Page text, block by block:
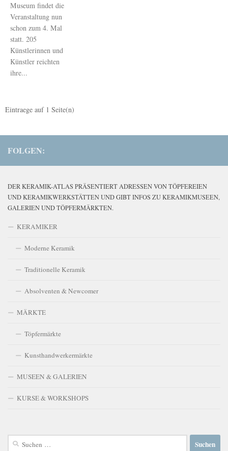
Museum findet die
Veranstaltung nun
schon zum 4. Mal
statt. 205
Künstlerinnen und
Künstler reichten
ihre...
Eintraege auf 1 Seite(n)
FOLGEN:
DER KERAMIK-ATLAS PRÄSENTIERT ADRESSEN VON TÖPFEREIEN
UND KERAMIKWERKSTÄTTEN UND GIBT INFOS ZU KERAMIKMUSEEN,
GALERIEN UND TÖPFERMÄRKTEN.
KERAMIKER
Moderne Keramik
Traditionelle Keramik
Absolventen & Newcomer
MÄRKTE
Töpfermärkte
Kunsthandwerkermärkte
MUSEEN & GALERIEN
KURSE & WORKSHOPS
Suchen